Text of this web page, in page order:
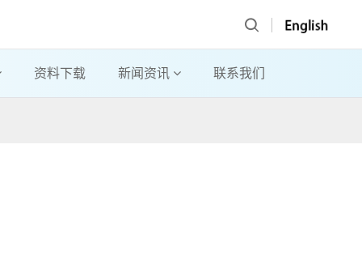
资料下载 新闻资讯 联系我们